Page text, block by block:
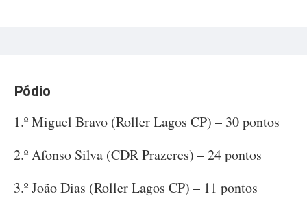
Pódio
1.º Miguel Bravo (Roller Lagos CP) – 30 pontos
2.º Afonso Silva (CDR Prazeres) – 24 pontos
3.º João Dias (Roller Lagos CP) – 11 pontos